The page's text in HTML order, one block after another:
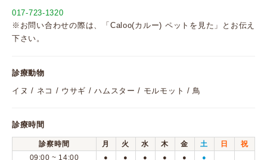
017-723-1320
※お問い合わせの際は、「Caloo(カルー) ペットを見た」とお伝え
下さい。
診療動物
イヌ / ネコ / ウサギ / ハムスター / モルモット / 鳥
診療時間
診察時間 月 火 水 木 金 土 日
祝
09:00 ~ 14:00
● ● ● ● ● ●